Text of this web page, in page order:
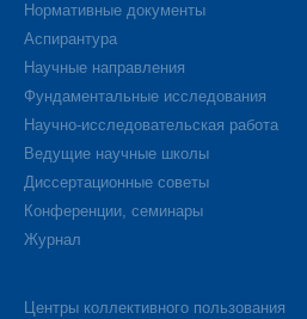
Нормативные документы
Аспирантура
Научные направления
Фундаментальные исследования
Научно-исследовательская работа
Ведущие научные школы
Диссертационные советы
Конференции, семинары
Журнал
Центры коллективного пользования